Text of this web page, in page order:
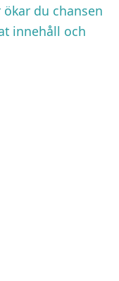
du chansen
innehåll och